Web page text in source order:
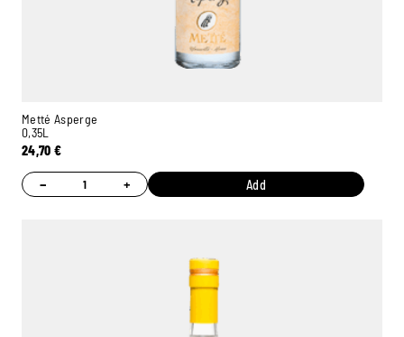
Metté Asperge
0,35L
24,70€
− + Add